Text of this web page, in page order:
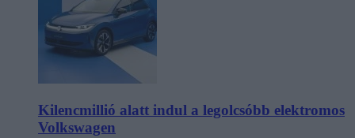
Kilencmillió alatt indul a legolcsóbb elektromos
Volkswagen